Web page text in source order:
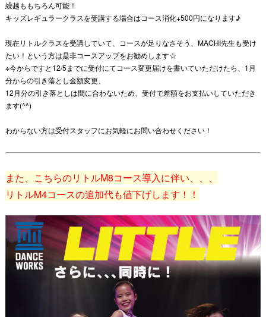
繰越ももちろん可能！
キッズレギュラークラスを受講する場合はコース消化+500円になります♪
現在リトルクラスを受講していて、コースが足りなさそう、 MACHI先生も受け
たい！という方は是非コースアップをお勧めします☆
※今からですと12/5までに受付にてコース変更届けを書いていただけたら、 1 月
分からの引き落とし金額変更、
12月分の引き落としは間に合わないため、受付で差額をお支払いしていただき
ます(^^)
わからない方は受付スタッフにお気軽にお問い合わせください！
また、こちらのリトルM8コース導入に伴い、、、
リトルM4コースの追加代も値下げします！！